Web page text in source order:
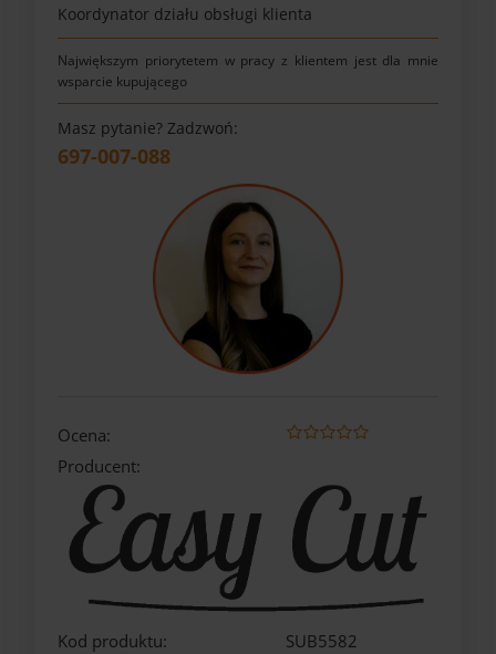
Koordynator działu obsługi klienta
Największym priorytetem w pracy z klientem jest dla mnie
wsparcie kupującego
Masz pytanie? Zadzwoń:
697-007-088
Ocena:
Producent:
Kod produktu: SUB5582